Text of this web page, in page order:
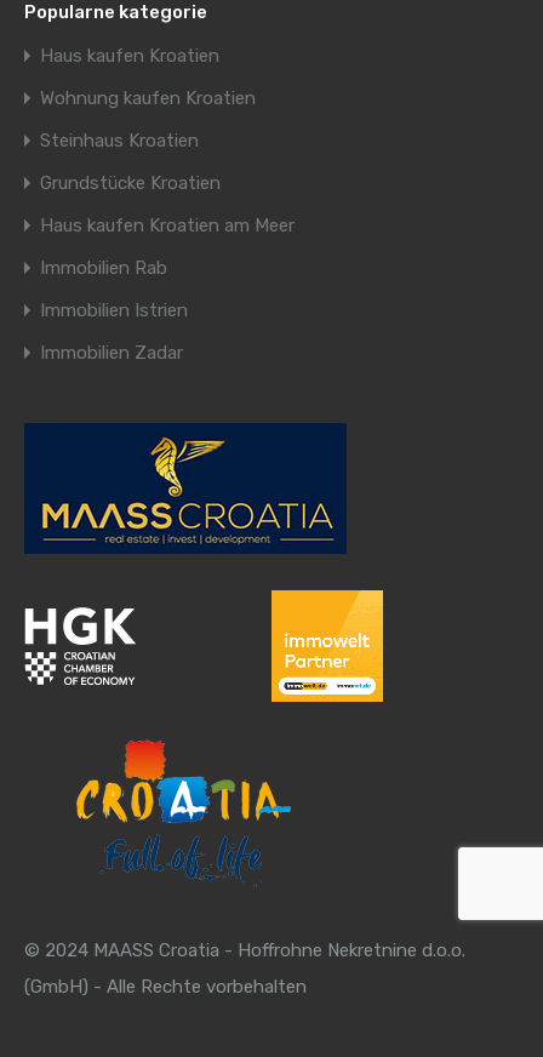
Popularne kategorie
Haus kaufen Kroatien
Wohnung kaufen Kroatien
Steinhaus Kroatien
Grundstücke Kroatien
Haus kaufen Kroatien am Meer
Immobilien Rab
Immobilien Istrien
Immobilien Zadar
© 2024 MAASS Croatia - Hoffrohne Nekretnine d.o.o.
(GmbH) - Alle Rechte vorbehalten